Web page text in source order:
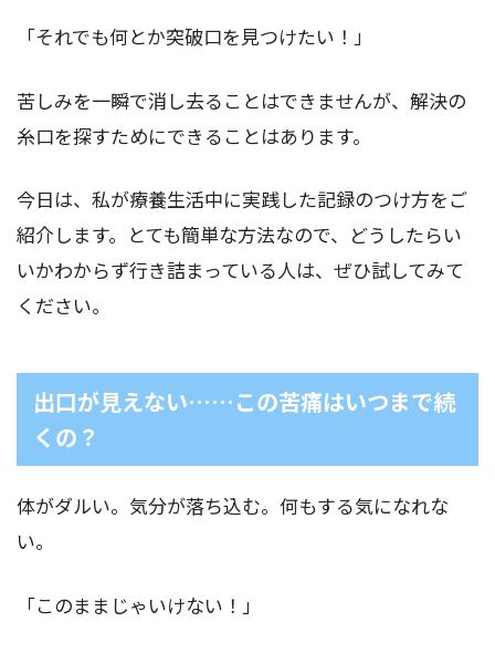
「それでも何とか突破口を見つけたい！」
苦しみを一瞬で消し去ることはできませんが、解決の
糸口を探すためにできることはあります。
今日は、私が療養生活中に実践した記録のつけ方をご
紹介します。とても簡単な方法なので、どうしたらい
いかわからず行き詰まっている人は、ぜひ試してみて
ください。
出口が見えない……この苦痛はいつまで続
くの？
体がダルい。気分が落ち込む。何もする気になれな
い。
「このままじゃいけない！」